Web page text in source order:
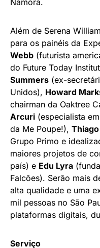
à primeira filha,
“A Expert XP é o
e procuramos nos
histórias inspiradoras
como as melhores
Brasil e do mundo
suas visões em
atualidade. A
ficará para a história
Namora.
Além de Serena
para os painéis da
Webb(futurista
do Future Today
Summers(ex-
Unidos),Howard
Arcuri(especialista em